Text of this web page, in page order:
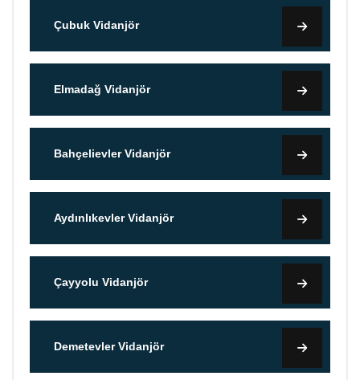
Çubuk Vidanjör
Elmadağ Vidanjör
Bahçelievler Vidanjör
Aydınlıkevler Vidanjör
Çayyolu Vidanjör
Demetevler Vidanjör